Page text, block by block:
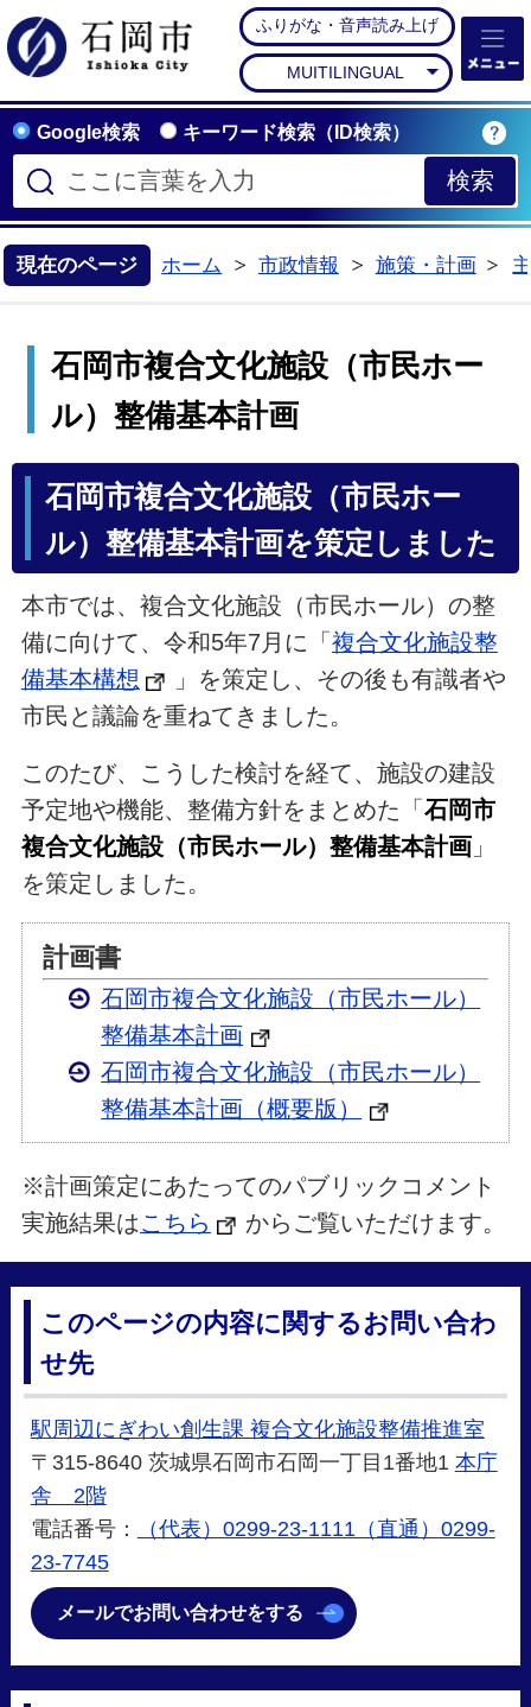
石岡市公式ホームペー
ふりがな・音声読み上げ
MUITILINGUAL
Google検索 キーワード検索（ID検索）
現在のページ ホーム
市政情報
施策・計画
石岡市複合文化施設（市民ホー
ル）整備基本計画
石岡市複合文化施設（市民ホー
ル）整備基本計画を策定しました
本市では、複合文化施設（市民ホール）の整
備に向けて、令和5年7月に「 複合文化施設整
備基本構想
」を策定し、その後も有識者や
市民と議論を重ねてきました。
このたび、こうした検討を経て、施設の建設
予定地や機能、整備方針をまとめた「 石岡市
複合文化施設（市民ホール）整備基本計画」
を策定しました。
計画書
石岡市複合文化施設（市民ホール）
整備基本計画
石岡市複合文化施設（市民ホール）
整備基本計画（概要版）
※計画策定にあたってのパブリックコメント
実施結果はこちら からご覧いただけます。
このページの内容に関するお問い合わ
せ先
駅周辺にぎわい創生課 複合文化施設整備推進室
〒315-8640 茨城県石岡市石岡一丁目1番地1 本庁
舎 2階
電話番号：
（代表）0299-23-1111（直通）0299-
23-7745
メールでお問い合わせをする